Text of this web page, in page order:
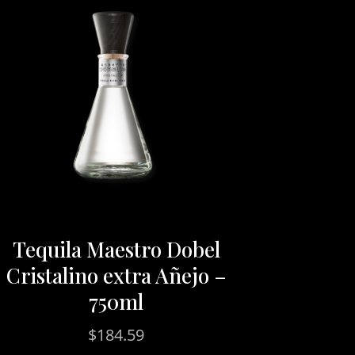
Tequila Maestro Dobel
Cristalino extra Añejo –
750ml
$184.59